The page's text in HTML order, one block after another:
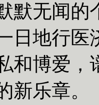
默无闻的
日地行
和博爱，
新乐章。